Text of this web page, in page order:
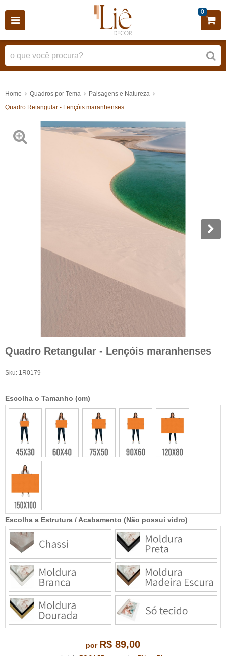
0
Home Quadros por Tema
Paisagens e Natureza
Quadro Retangular - Lençóis maranhenses
Quadro Retangular - Lençóis maranhenses
Sku: 1R0179
Escolha a Estrutura / Acabamento (Não possui vidro)
Escolha o Tamanho (cm)
por R$ 89,00